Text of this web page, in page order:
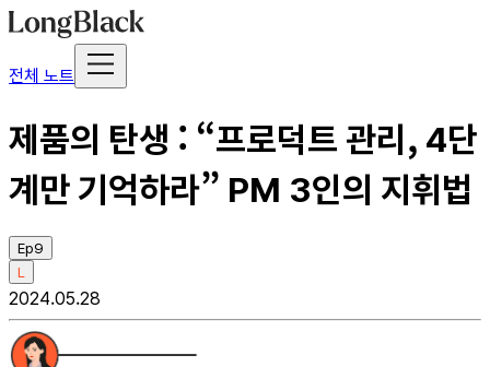
전체 노트
제품의 탄생 : “프로덕트 관리, 4단
계만 기억하라” PM 3인의 지휘법
Ep9
L
2024.05.28